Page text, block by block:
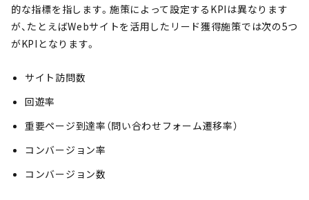
的な指標を指します。施策によって設定するKPIは異なります
が、たとえばWebサイトを活用したリード獲得施策では次の5つ
がKPIとなります。
サイト訪問数
回遊率
重要ページ到達率（問い合わせフォーム遷移率）
コンバージョン率
コンバージョン数